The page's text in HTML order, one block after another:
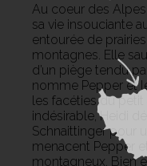
Au coeur des
sa vie insouciante
entourée de
montagnes. Elle
d’un piège tendu
nomme Pepper et
les facéties du
indésirable, Heidi
Schnaittinger pour
menacent Pepper
montagneux. Bien